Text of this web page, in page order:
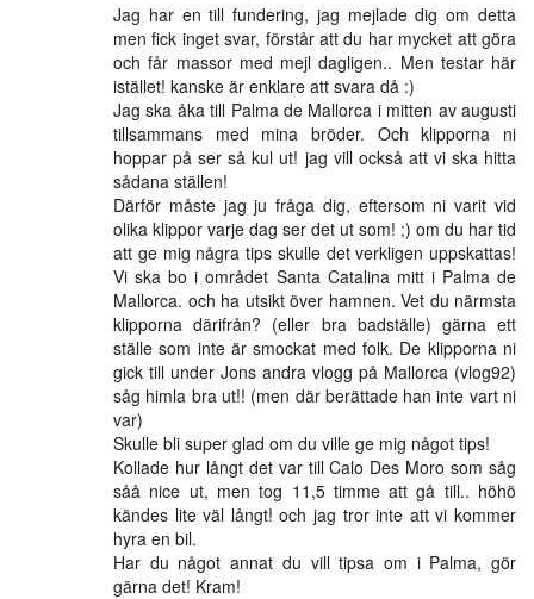
Jag har en till fundering, jag mejlade dig om detta
men fick inget svar, förstår att du har mycket att göra
och får massor med mejl dagligen.. Men testar här
istället! kanske är enklare att svara då :)
Jag ska åka till Palma de Mallorca i mitten av augusti
tillsammans med mina bröder. Och klipporna ni
hoppar på ser så kul ut! jag vill också att vi ska hitta
sådana ställen!
Därför måste jag ju fråga dig, eftersom ni varit vid
olika klippor varje dag ser det ut som! ;) om du har tid
att ge mig några tips skulle det verkligen uppskattas!
Vi ska bo i området Santa Catalina mitt i Palma de
Mallorca. och ha utsikt över hamnen. Vet du närmsta
klipporna därifrån? (eller bra badställe) gärna ett
ställe som inte är smockat med folk. De klipporna ni
gick till under Jons andra vlogg på Mallorca (vlog92)
såg himla bra ut!! (men där berättade han inte vart ni
var)
Skulle bli super glad om du ville ge mig något tips!
Kollade hur långt det var till Calo Des Moro som såg
såå nice ut, men tog 11,5 timme att gå till.. höhö
kändes lite väl långt! och jag tror inte att vi kommer
hyra en bil.
Har du något annat du vill tipsa om i Palma, gör
gärna det! Kram!